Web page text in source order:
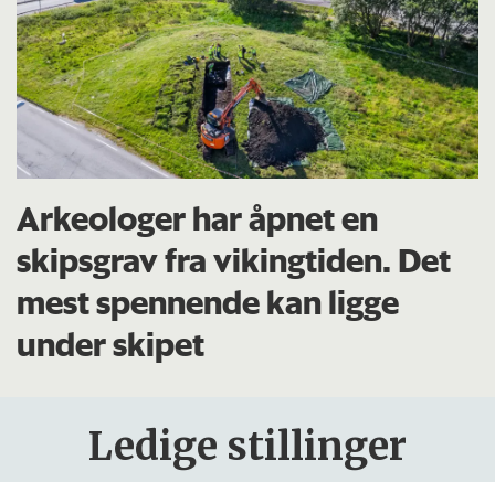
Arkeologer har åpnet en
skipsgrav fra vikingtiden. Det
mest spennende kan ligge
under skipet
Ledige stillinger